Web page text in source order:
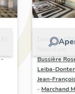
|
-
Dossier
Réalisé par
Bussière
Leiba-
Jean-
- Marchand